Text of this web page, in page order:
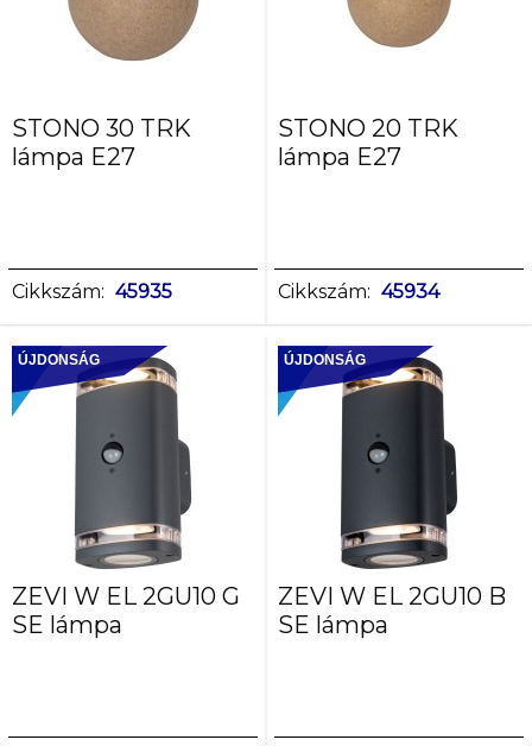
STONO 30 TRK
lámpa E27
Cikkszám: 45935
STONO 20 TRK
lámpa E27
Cikkszám: 45934
ÚJDONSÁG
ZEVI W EL 2GU10 G
SE lámpa
ÚJDONSÁG
ZEVI W EL 2GU10 B
SE lámpa